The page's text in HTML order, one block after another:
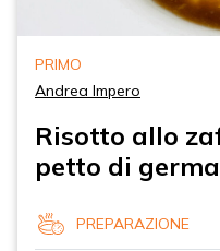
PRIMO
Andrea Impero
Risotto allo
petto di
PREPARAZIONE